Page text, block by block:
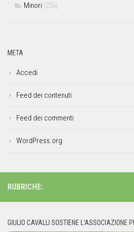
Minori (256)
META
Accedi
Feed dei contenuti
Feed dei commenti
WordPress.org
RUBRICHE:
GIULIO CAVALLI SOSTIENE L’ASSOCIAZIONE